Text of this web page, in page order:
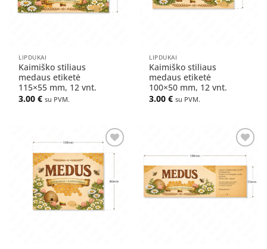
LIPDUKAI
Kaimiško stiliaus
medaus etiketė
115×55 mm, 12 vnt.
3.00€ su PVM.
LIPDUKAI
Kaimiško stiliaus
medaus etiketė
100×50 mm, 12 vnt.
3.00€ su PVM.
Pridėti
į norų
sąrašą
Pridėti
į norų
sąrašą